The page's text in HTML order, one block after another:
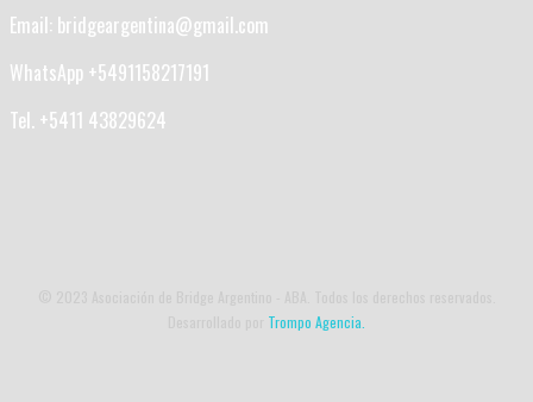
Email: bridgeargentina@gmail.com
WhatsApp +5491158217191
Tel. +5411 43829624
Trompo Agencia.